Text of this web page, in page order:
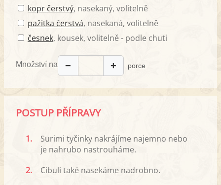
kopr čerstvý, nasekaný, volitelně
pažitka čerstvá, nasekaná, volitelně
česnek, kousek, volitelně - podle chuti
Množství na − + porce
POSTUP PŘÍPRAVY
1.
Surimi tyčinky nakrájíme najemno nebo
je nahrubo nastrouháme.
2.
Cibuli také nasekáme nadrobno.